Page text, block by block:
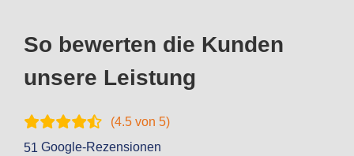
So bewerten die Kunden
unsere Leistung
(4.5 von 5)
51 Google-Rezensionen